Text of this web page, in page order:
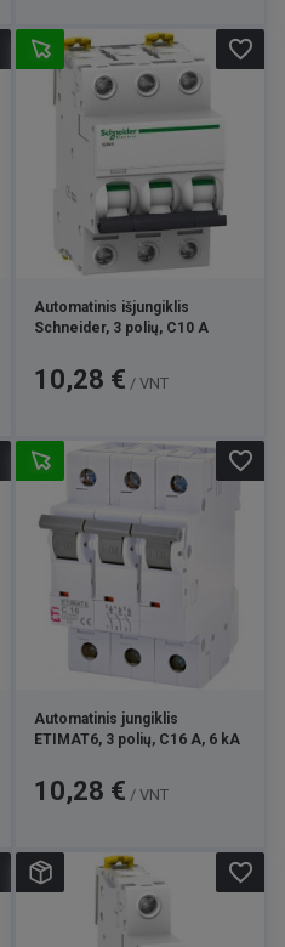
Automatinis išjungiklis
Schneider, 3 polių, C10 A
Kaina
10,28 € / VNT
favorite_border
Automatinis jungiklis
ETIMAT6, 3 polių, C16 A, 6 kA
Kaina
10,28 € / VNT
favorite_border
favorite_border